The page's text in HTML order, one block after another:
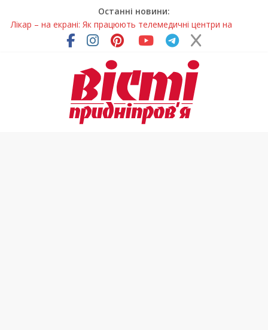
Останні новини:
Лікар – на екрані: Як працюють телемедичні центри на
Дніпропетровщині
У Дніпрі триває масштабна підготовка до опалювального
Пошуки тривають: на Дніпропетровщині досліджують місце
розташування легендарного монастиря (Фото)
Ветерани Дніпропетровщини отримують шанс на власне